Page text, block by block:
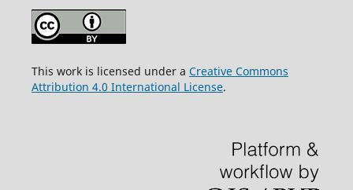
This work is licensed under a Creative Commons
Attribution 4.0 International License.